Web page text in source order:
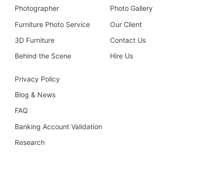
Photographer
Furniture Photo Service
3D Furniture
Behind the Scene
Photo Gallery
Our Client
Contact Us
Hire Us
Privacy Policy
Blog & News
FAQ
Banking Account Validation
Research